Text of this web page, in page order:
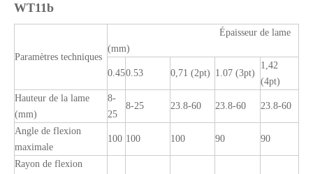
WT11b
Paramètres techniques
Épaisseur de lame
(mm)
0.450.53 0,71 (2pt) 1.07 (3pt)
1,42
(4pt)
Hauteur de la lame
(mm)
8-
25
8-25 23.8-60 23.8-60 23.8-60
Angle de flexion
maximale
100 100 100 90 90
Rayon de flexion